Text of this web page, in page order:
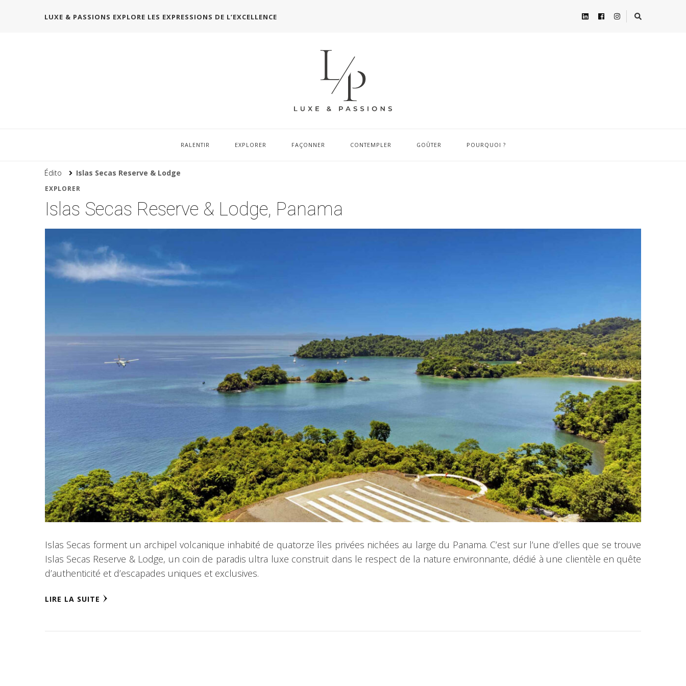
LUXE & PASSIONS EXPLORE LES EXPRESSIONS DE L’EXCELLENCE
RALENTIR EXPLORER FAÇONNER CONTEMPLER GOÛTER POURQUOI ?
Édito Islas Secas Reserve & Lodge
EXPLORER
Islas Secas Reserve & Lodge, Panama
Islas Secas forment un archipel volcanique inhabité de quatorze îles privées nichées au large du Panama. C’est sur l’une d’elles que se trouve
Islas Secas Reserve & Lodge, un coin de paradis ultra luxe construit dans le respect de la nature environnante, dédié à une clientèle en quête
d’authenticité et d’escapades uniques et exclusives.
LIRE LA SUITE